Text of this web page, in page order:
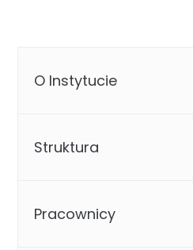
O Instytucie
Struktura
Pracownicy